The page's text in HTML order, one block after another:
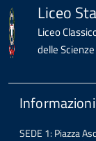
Liceo
Liceo
delle
Informazioni
SEDE 1: Piazza